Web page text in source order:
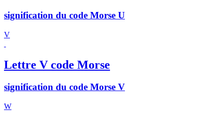
signification du code Morse U
V
Lettre V code Morse
signification du code Morse V
W